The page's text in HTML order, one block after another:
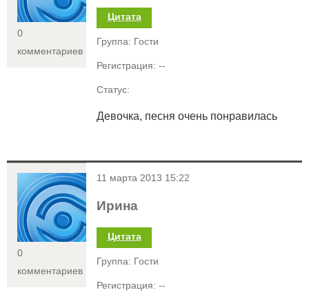
0
комментариев
Цитата
Группа: Гости
Регистрация: --
Статус:
Девочка, песня очень понравилась
<
0
комментариев
11 марта 2013 15:22
Ирина
Цитата
Группа: Гости
Регистрация: --